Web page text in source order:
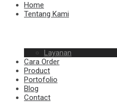
–
KERTAS
Home
Tentang Kami
Layanan
Cara Order
Product
Portofolio
Blog
Contact